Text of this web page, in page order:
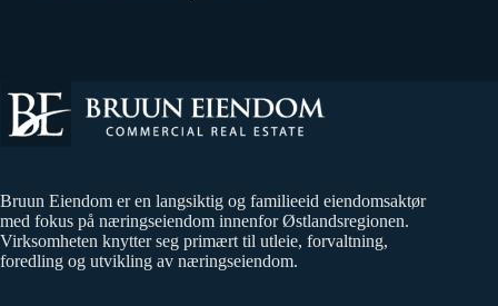
Bruun Eiendom er en langsiktig og familieeid eiendomsaktør
med fokus på næringseiendom innenfor Østlandsregionen.
Virksomheten knytter seg primært til utleie, forvaltning,
foredling og utvikling av næringseiendom.